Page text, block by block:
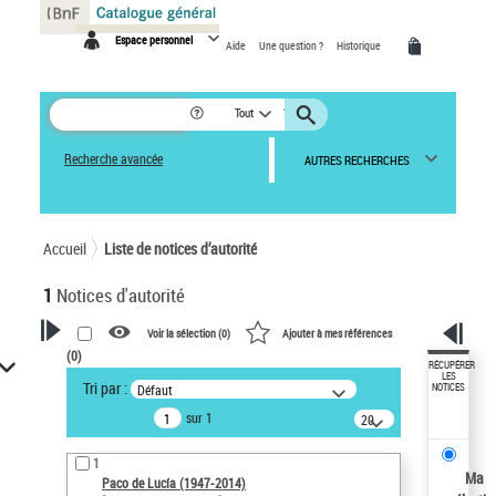
Espace personnel Aide Une question ? Historique
Tout
Recherche avancée AUTRES RECHERCHES
Accueil Liste de notices d’autorité
1 Notices d'autorité
VOTRE RECHERCHE
Recherche avancée dans les
notices d’autorité
Œuvres liées à l'auteur :
Paco de Lucía (1947-2014)
Voir la sélection (0) Ajouter à mes références
(0)
Tri par : Défaut
sur 1
20
résultats/page
1
Paco de Lucía (1947-2014)
RÉCUPÉRER
LES
NOTICES
Ma
Panneau de gestion des cookies